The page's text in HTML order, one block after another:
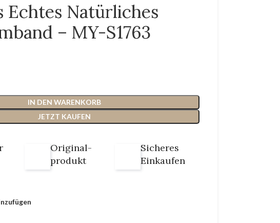
Echtes Natürliches
– MY-S1763
IN DEN WARENKORB
JETZT KAUFEN
Original-
produkt
Sicheres
Einkaufen